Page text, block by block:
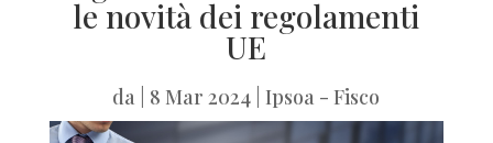
le novità dei regolamenti
UE
da 8 Mar 2024 |Ipsoa - Fisco